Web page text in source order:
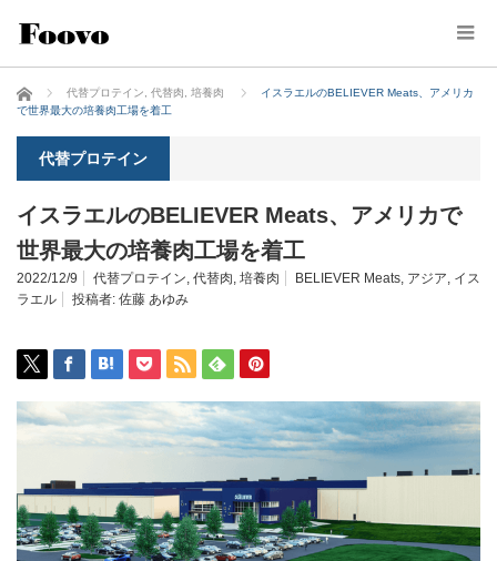
ホーム 代替プロテイン 代替肉 培養肉
イスラエルのBELIEVER Meats、アメリカ
で世界最大の培養肉工場を着工
代替プロテイン
イスラエルのBELIEVER Meats、アメリカで
世界最大の培養肉工場を着工
2022/12/9 代替プロテイン, 代替肉, 培養肉 BELIEVER Meats, アジア, イス
ラエル
投稿者: 佐藤 あゆみ